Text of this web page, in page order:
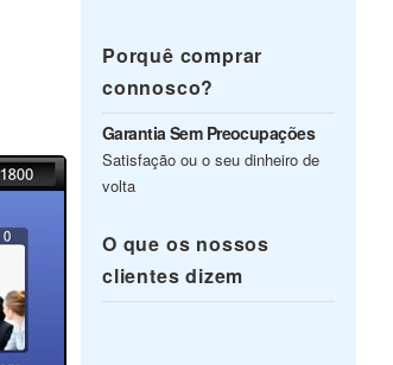
Porquê comprar
connosco?
Garantia Sem Preocupações
Satisfação ou o seu dinheiro de
volta
O que os nossos
clientes dizem